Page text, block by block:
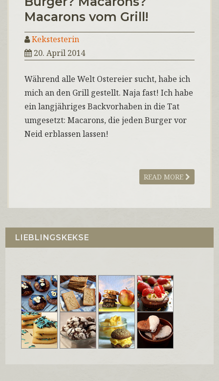
Macarons vom Grill!
Kekstesterin
20. April 2014
Während alle Welt Ostereier sucht, habe ich
mich an den Grill gestellt. Naja fast! Ich habe
ein langjähriges Backvorhaben in die Tat
umgesetzt: Macarons, die jeden Burger vor
Neid erblassen lassen!
READ MORE
LIEBLINGSKEKSE